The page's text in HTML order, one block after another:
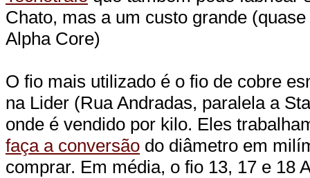
Chato, mas a um custo grande
Alpha Core)
O fio mais utilizado é o fio de cobre
na Lider (Rua Andradas, paralela a
onde é vendido por kilo. Eles
faça a conversão do diâmetro em
comprar. Em média, o fio 13, 17 e 18